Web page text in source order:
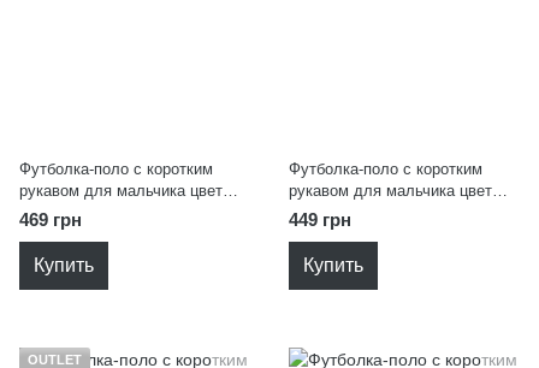
Футболка-поло с коротким
рукавом для мальчика цвет
темно-синий 146
469 грн
Купить
Футболка-поло с коротким
рукавом для мальчика цвет
голубой 152
449 грн
Купить
OUTLET